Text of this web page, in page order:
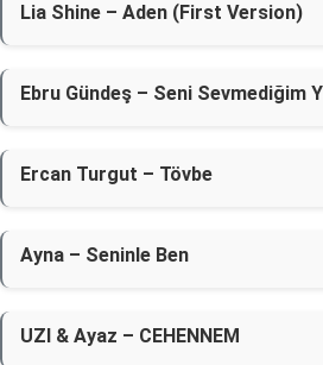
Lia Shine – Aden (First Version)
Ebru Gündeş – Seni Sevmediğim
Ercan Turgut – Tövbe
Ayna – Seninle Ben
UZI & Ayaz – CEHENNEM